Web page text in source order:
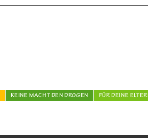
KEINE MACHT DEN DROGEN FÜR DEINE